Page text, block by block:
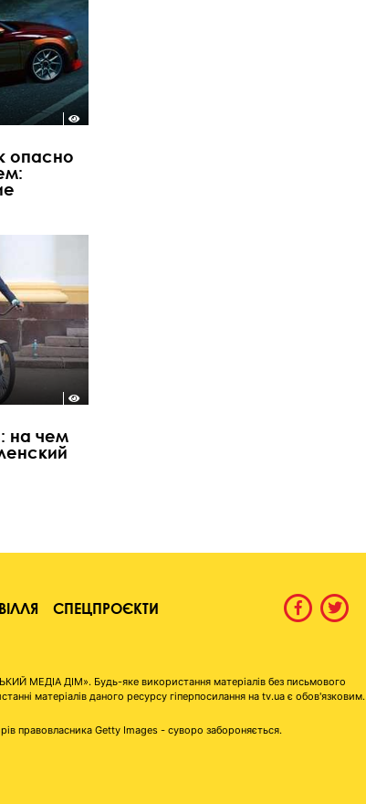
опасно
на чем
СПЕЦПРОЄКТИ
МЕДІА ДІМ». Будь-яке використання матеріалів без письмового
матеріалів даного ресурсу гіперпосилання на tv.ua є обов'язковим.
правовласника Getty Images - суворо забороняється.